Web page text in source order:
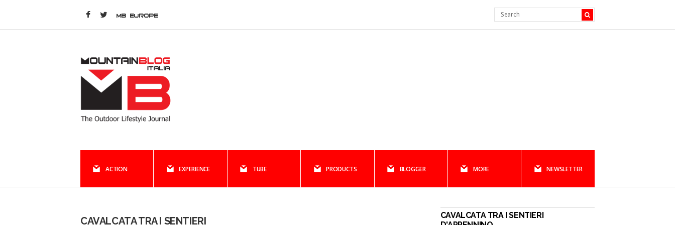
MB EUROPE
ACTION EXPERIENCE TUBE PRODUCTS BLOGGER MORE NEWSLETTER
CAVALCATA TRA I SENTIERI
CAVALCATA TRA I SENTIERI